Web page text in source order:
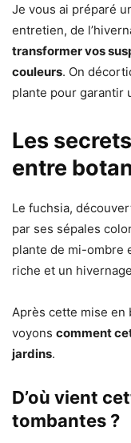
Je vous ai préparé
entretien, de
transformer vos
couleurs. On
plante pour garantir
Les
entre
Le fuchsia,
par ses sépales
plante de mi-ombre
riche et un
Après cette mise en
voyons comment
jardins.
D’où vient
tombantes ?